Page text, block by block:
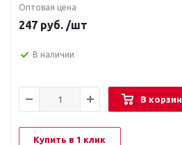
Оптовая цена
247 руб. /шт
В наличии
В
Купить в 1 клик